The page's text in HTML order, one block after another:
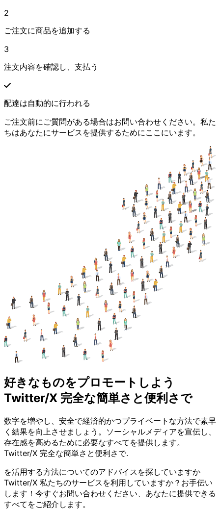
2
ご注文に商品を追加する
3
注文内容を確認し、支払う
配達は自動的に行われる
ご注文前にご質問がある場合はお問い合わせください。私た
ちはあなたにサービスを提供するためにここにいます。
好きなものをプロモートしよう
Twitter/X 完全な簡単さと便利さで
数字を増やし、安全で経済的かつプライベートな方法で素早
く結果を向上させましょう。ソーシャルメディアを宣伝し、
存在感を高めるために必要なすべてを提供します。
Twitter/X 完全な簡単さと便利さで.
を活用する方法についてのアドバイスを探していますか
Twitter/X 私たちのサービスを利用していますか？お手伝い
します！今すぐお問い合わせください、あなたに提供できる
すべてをご紹介します。